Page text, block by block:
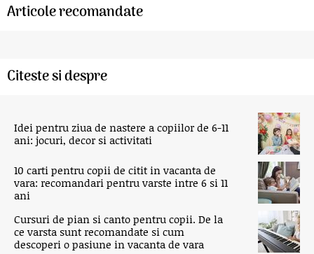
Articole recomandate
Citeste si despre
Idei pentru ziua de nastere a copiilor de 6-11
ani: jocuri, decor si activitati
10 carti pentru copii de citit in vacanta de
vara: recomandari pentru varste intre 6 si 11
ani
Cursuri de pian si canto pentru copii. De la
ce varsta sunt recomandate si cum
descoperi o pasiune in vacanta de vara